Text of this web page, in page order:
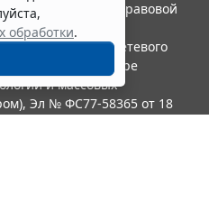
обработки.
ассоциации правовой
в качестве сетевого
по надзору в сфере
и массовых
Эл № ФС77-58365 от 18